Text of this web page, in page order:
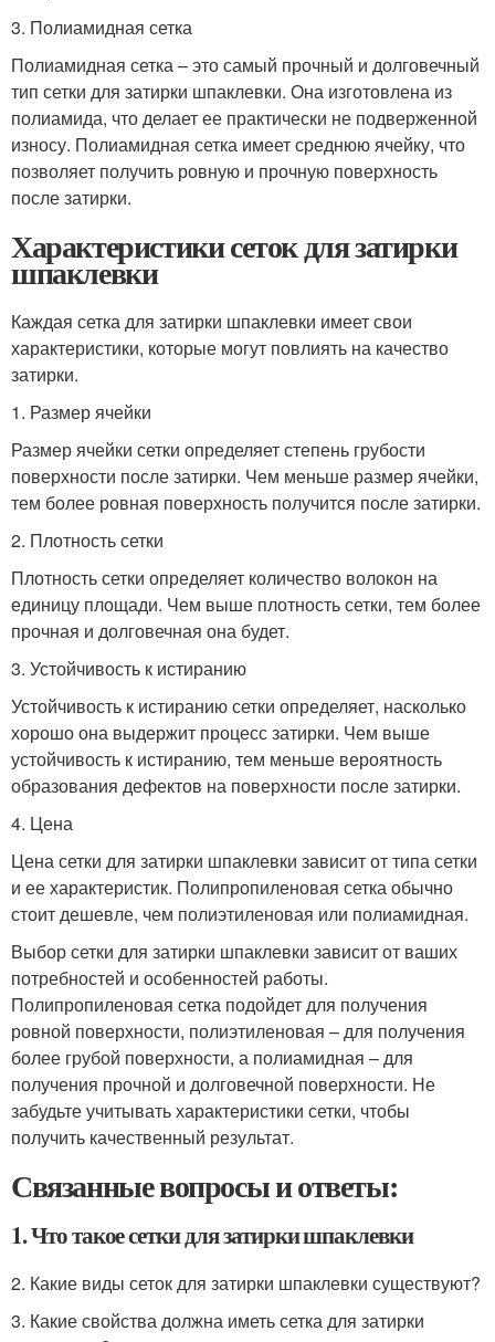
3. Полиамидная сетка
Полиамидная сетка – это самый прочный и долговечный
тип сетки для затирки шпаклевки. Она изготовлена из
полиамида, что делает ее практически не подверженной
износу. Полиамидная сетка имеет среднюю ячейку, что
позволяет получить ровную и прочную поверхность
после затирки.
Характеристики сеток для затирки
шпаклевки
Каждая сетка для затирки шпаклевки имеет свои
характеристики, которые могут повлиять на качество
затирки.
1. Размер ячейки
Размер ячейки сетки определяет степень грубости
поверхности после затирки. Чем меньше размер ячейки,
тем более ровная поверхность получится после затирки.
2. Плотность сетки
Плотность сетки определяет количество волокон на
единицу площади. Чем выше плотность сетки, тем более
прочная и долговечная она будет.
3. Устойчивость к истиранию
Устойчивость к истиранию сетки определяет, насколько
хорошо она выдержит процесс затирки. Чем выше
устойчивость к истиранию, тем меньше вероятность
образования дефектов на поверхности после затирки.
4. Цена
Цена сетки для затирки шпаклевки зависит от типа сетки
и ее характеристик. Полипропиленовая сетка обычно
стоит дешевле, чем полиэтиленовая или полиамидная.
Выбор сетки для затирки шпаклевки зависит от ваших
потребностей и особенностей работы.
Полипропиленовая сетка подойдет для получения
ровной поверхности, полиэтиленовая – для получения
более грубой поверхности, а полиамидная – для
получения прочной и долговечной поверхности. Не
забудьте учитывать характеристики сетки, чтобы
получить качественный результат.
Связанные вопросы и ответы:
1. Что такое сетки для затирки шпаклевки
2. Какие виды сеток для затирки шпаклевки существуют?
3. Какие свойства должна иметь сетка для затирки